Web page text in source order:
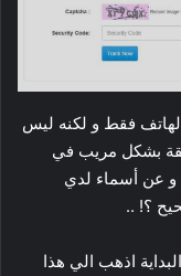
فقط و لكنه ليس
بشكل مريب في
عن أسماء لدي
؟! ..
اذهب الي هذا